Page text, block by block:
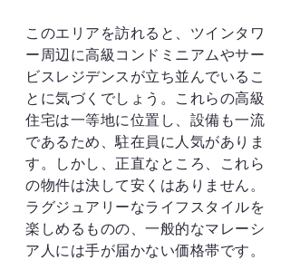
このエリアを訪れると、ツインタワ
ー周辺に高級コンドミニアムやサー
ビスレジデンスが立ち並んでいるこ
とに気づくでしょう。これらの高級
住宅は一等地に位置し、設備も一流
であるため、駐在員に人気がありま
す。しかし、正直なところ、これら
の物件は決して安くはありません。
ラグジュアリーなライフスタイルを
楽しめるものの、一般的なマレーシ
ア人には手が届かない価格帯です。